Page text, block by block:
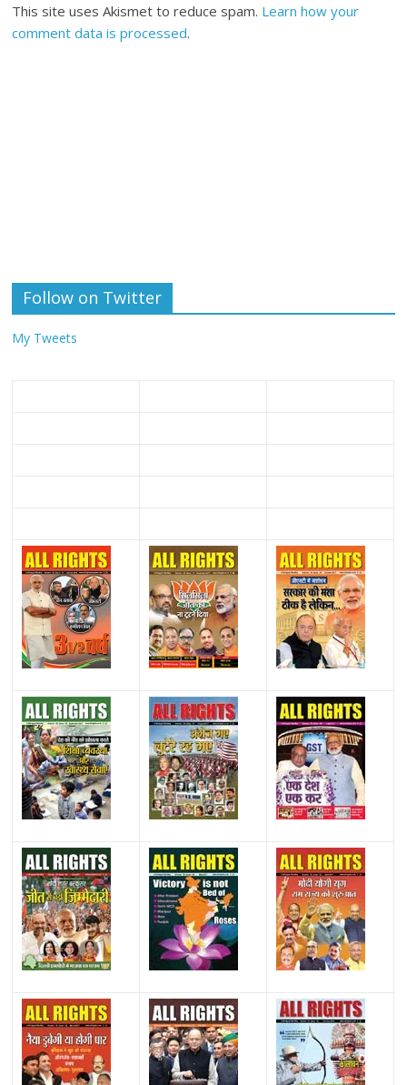
This site uses Akismet to reduce spam. Learn how your
comment data is processed.
Follow on Twitter
My Tweets